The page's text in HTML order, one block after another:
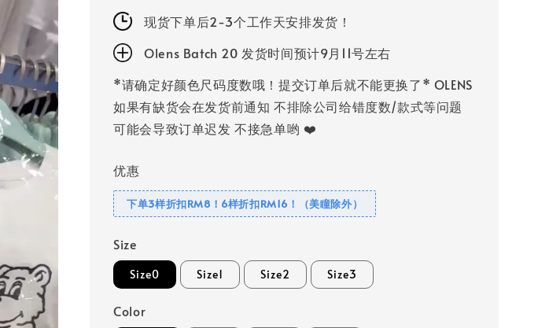
现货下单后2-3个工作天安排发货！
Olens Batch 20 发货时间预计9月11号左右
*请确定好颜色尺码度数哦！提交订单后就不能更换了* OLENS
如果有缺货会在发货前通知 不排除公司给错度数/款式等问题
可能会导致订单迟发 不接急单哟 ❤️
优惠
下单3样折扣RM8！6样折扣RM16！（美瞳除外）
Size
Size0 Size1 Size2 Size3
Color